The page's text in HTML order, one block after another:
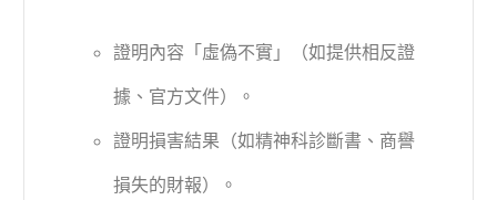
證明內容「虛偽不實」（如提供相反證
據、官方文件）。
證明損害結果（如精神科診斷書、商譽
損失的財報）。